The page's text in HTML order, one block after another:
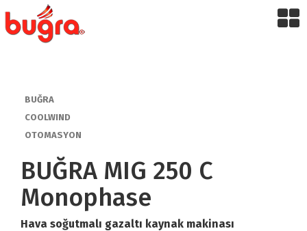
BUĞRA
COOLWIND
OTOMASYON
BUĞRA MIG 250 C
Monophase
Hava soğutmalı gazaltı kaynak makinası